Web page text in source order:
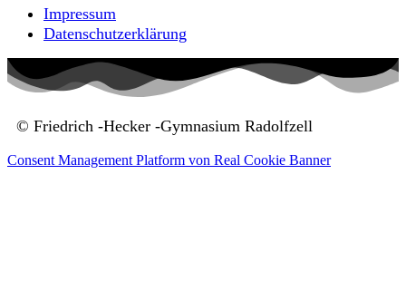
Impressum
Datenschutzerklärung
© Friedrich -Hecker -Gymnasium Radolfzell
Consent Management Platform von Real Cookie Banner